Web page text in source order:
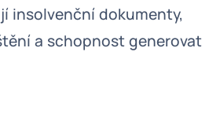
insolvenční dokumenty,
a schopnost generovat